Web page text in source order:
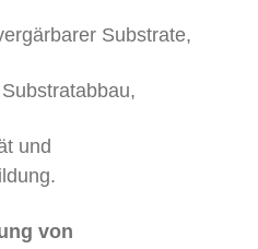
Substrate,
und
von